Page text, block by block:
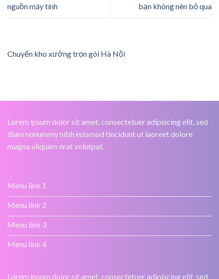
nguồn máy tính
bạn không nên bỏ qua
Chuyển kho xưởng trọn gói Hà Nội
Lorem ipsum dolor sit amet, consectetuer adipiscing elit, sed
diam nonummy nibh euismod tincidunt ut laoreet dolore
magna aliquam erat volutpat.
Menu link 1
Menu link 2
Menu link 3
Menu link 4
Lorem ipsum dolor sit amet, consectetuer adipiscing elit, sed